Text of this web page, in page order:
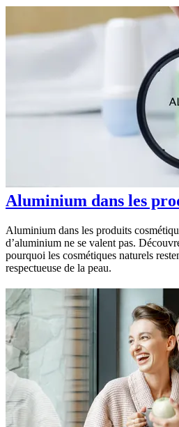
Aluminium dans les
Aluminium dans les produits
d’aluminium ne se valent pas.
pourquoi les cosmétiques naturels
respectueuse de la peau.